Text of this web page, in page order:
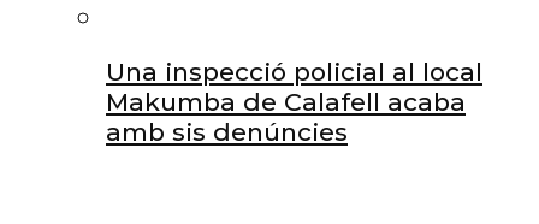
Una inspecció policial al local
Makumba de Calafell acaba
amb sis denúncies